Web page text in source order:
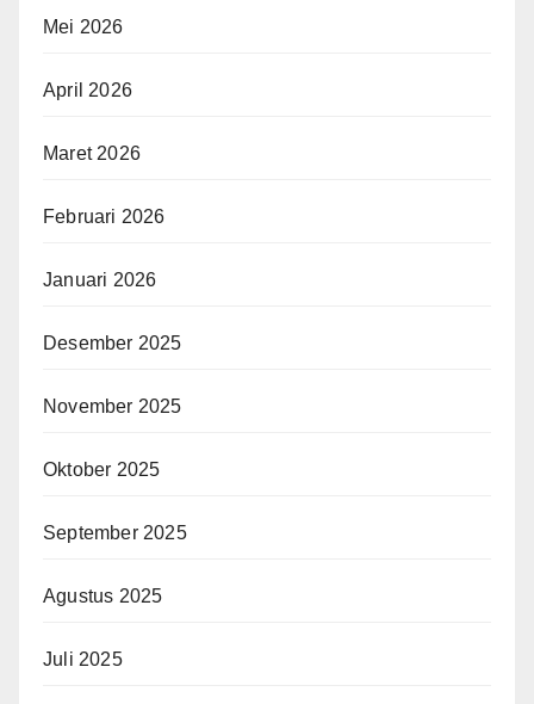
Mei 2026
April 2026
Maret 2026
Februari 2026
Januari 2026
Desember 2025
November 2025
Oktober 2025
September 2025
Agustus 2025
Juli 2025